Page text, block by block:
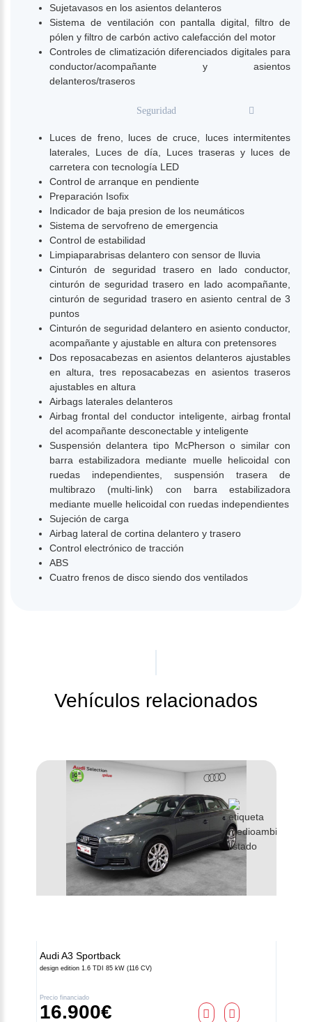
Sujetavasos en los asientos delanteros
Sistema de ventilación con pantalla digital, filtro de
pólen y filtro de carbón activo calefacción del motor
Controles de climatización diferenciados digitales para
conductor/acompañante y asientos
delanteros/traseros
Seguridad
Luces de freno, luces de cruce, luces intermitentes
laterales, Luces de día, Luces traseras y luces de
carretera con tecnología LED
Control de arranque en pendiente
Preparación Isofix
Indicador de baja presion de los neumáticos
Sistema de servofreno de emergencia
Control de estabilidad
Limpiaparabrisas delantero con sensor de lluvia
Cinturón de seguridad trasero en lado conductor,
cinturón de seguridad trasero en lado acompañante,
cinturón de seguridad trasero en asiento central de 3
puntos
Cinturón de seguridad delantero en asiento conductor,
acompañante y ajustable en altura con pretensores
Dos reposacabezas en asientos delanteros ajustables
en altura, tres reposacabezas en asientos traseros
ajustables en altura
Airbags laterales delanteros
Airbag frontal del conductor inteligente, airbag frontal
del acompañante desconectable y inteligente
Suspensión delantera tipo McPherson o similar con
barra estabilizadora mediante muelle helicoidal con
ruedas independientes, suspensión trasera de
multibrazo (multi-link) con barra estabilizadora
mediante muelle helicoidal con ruedas independientes
Sujeción de carga
Airbag lateral de cortina delantero y trasero
Control electrónico de tracción
ABS
Cuatro frenos de disco siendo dos ventilados
Vehículos relacionados
AudiA3 Sportback
design edition 1.6 TDI 85 kW (116 CV)
Precio financiado
16.900€